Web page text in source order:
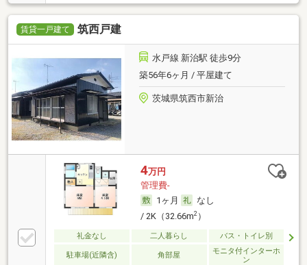
賃貸一戸建て 筑西戸建
水戸線 新治駅 徒歩9分
築56年6ヶ月 / 平屋建て
茨城県筑西市新治
4万円
管理費-
1ヶ月
なし
/ 2K（32.66m2）
礼金なし 二人暮らし バス・トイレ別
駐車場(近隣含) 角部屋
モニタ付インターホ
ン